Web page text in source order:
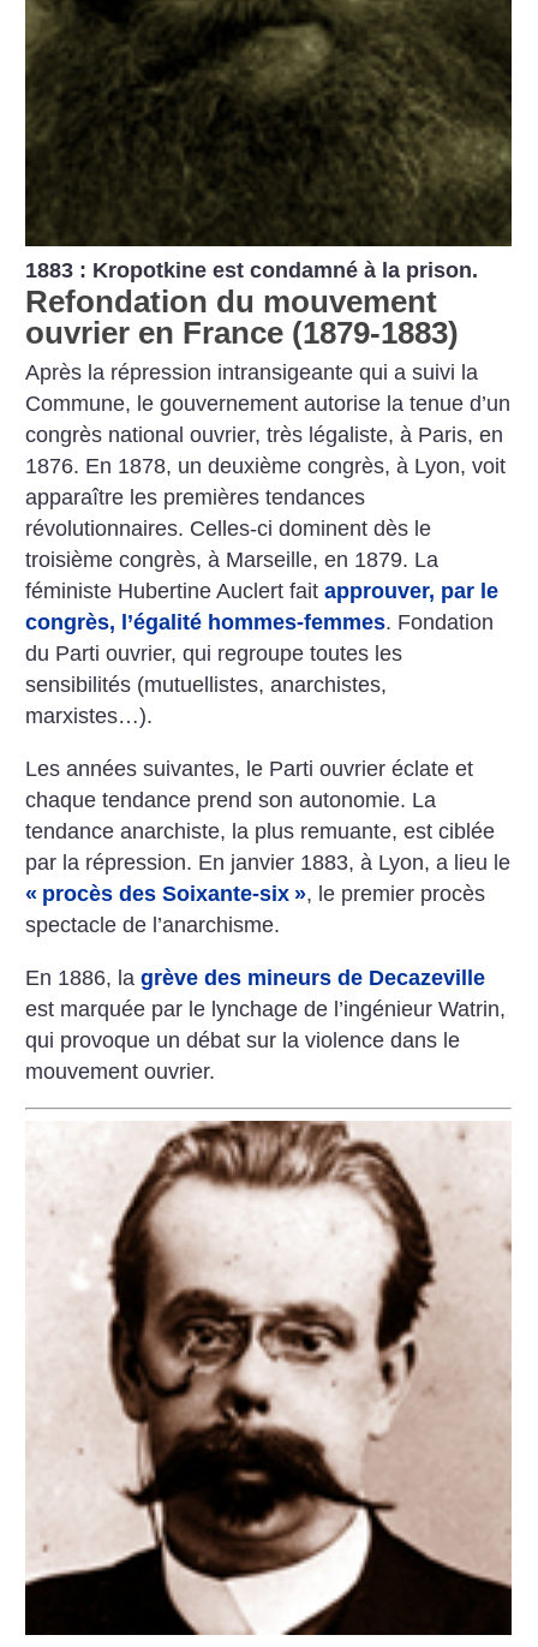
1883 : Kropotkine est condamné à la prison.
Refondation du mouvement
ouvrier en France (1879-1883)
Après la répression intransigeante qui a suivi la
Commune, le gouvernement autorise la tenue d’un
congrès national ouvrier, très légaliste, à Paris, en
1876. En 1878, un deuxième congrès, à Lyon, voit
apparaître les premières tendances
révolutionnaires. Celles-ci dominent dès le
troisième congrès, à Marseille, en 1879. La
féministe Hubertine Auclert faitapprouver, par le
congrès, l’égalité hommes-femmes. Fondation
du Parti ouvrier, qui regroupe toutes les
sensibilités (mutuellistes, anarchistes,
marxistes…).
Les années suivantes, le Parti ouvrier éclate et
chaque tendance prend son autonomie. La
tendance anarchiste, la plus remuante, est ciblée
par la répression. En janvier 1883, à Lyon, a lieu le
« procès des Soixante-six », le premier procès
spectacle de l’anarchisme.
En 1886, lagrève des mineurs de Decazeville
est marquée par le lynchage de l’ingénieur Watrin,
qui provoque un débat sur la violence dans le
mouvement ouvrier.